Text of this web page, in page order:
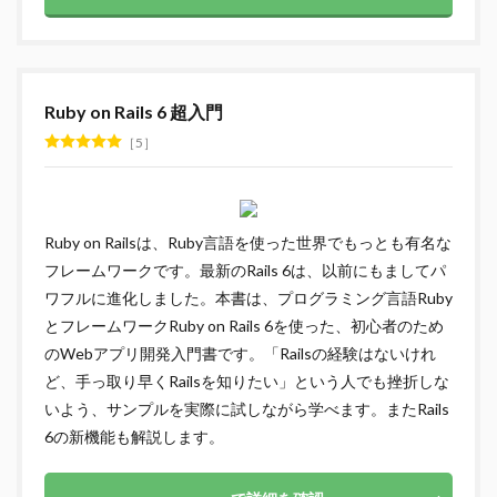
Ruby on Rails 6 超入門
5
Ruby on Railsは、Ruby言語を使った世界でもっとも有名な
フレームワークです。最新のRails 6は、以前にもましてパ
ワフルに進化しました。本書は、プログラミング言語Ruby
とフレームワークRuby on Rails 6を使った、初心者のため
のWebアプリ開発入門書です。「Railsの経験はないけれ
ど、手っ取り早くRailsを知りたい」という人でも挫折しな
いよう、サンプルを実際に試しながら学べます。またRails
6の新機能も解説します。